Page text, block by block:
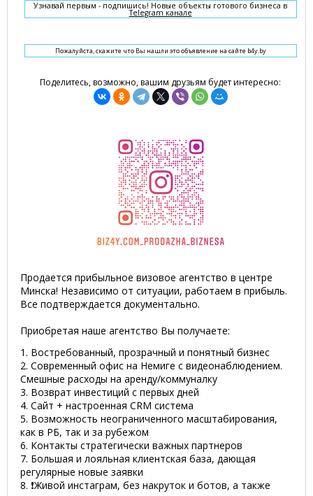
Узнавай первым - подпишись! Новые объекты готового бизнеса в
Telegram канале
Пожалуйста, скажите что Вы нашли это объявление на сайте b4y.by
Поделитесь, возможно, вашим друзьям будет интересно:
Продается прибыльное визовое агентство в центре
Минска! Независимо от ситуации, работаем в прибыль.
Все подтверждается документально.
Приобретая наше агентство Вы получаете:
1. Востребованный, прозрачный и понятный бизнес
2. Современный офис на Немиге с видеонаблюдением.
Смешные расходы на аренду/коммуналку
3. Возврат инвестиций с первых дней
4. Сайт + настроенная CRM система
5. Возможность неограниченного масштабирования,
как в РБ, так и за рубежом
6. Контакты стратегически важных партнеров
7. Большая и лояльная клиентская база, дающая
регулярные новые заявки
8. ❗️Живой инстаграм, без накруток и ботов, а также